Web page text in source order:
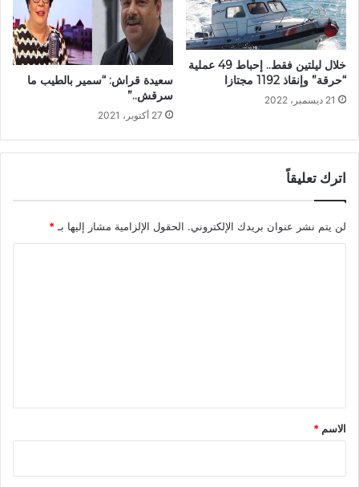
خلال ليلتين فقط.. إحباط 49 عملية
“حرقة” وإنقاذ 1192 مجتازا
21 ديسمبر، 2022
سعيدة قراش: “سمير بالطيب ما
سرقش..”
27 أكتوبر، 2021
اترك تعليقاً
لن يتم نشر عنوان بريدك الإلكتروني. الحقول الإلزامية مشار إليها بـ*
*
الاسم *